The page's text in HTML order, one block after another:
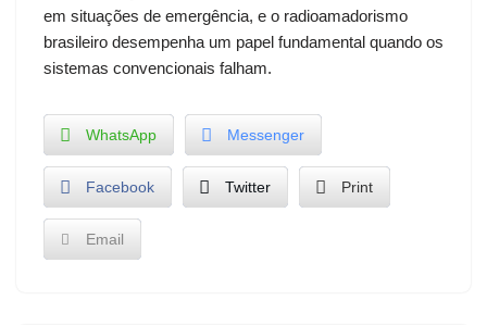
em situações de emergência, e o radioamadorismo
brasileiro desempenha um papel fundamental quando os
sistemas convencionais falham.
WhatsApp Messenger
Facebook Twitter Print
Email